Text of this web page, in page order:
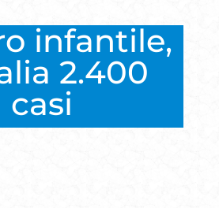
infantile,
2.400
casi